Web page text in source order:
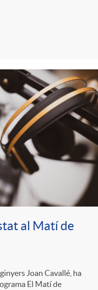
al Matí de
Joan Cavallé, ha
El Matí de